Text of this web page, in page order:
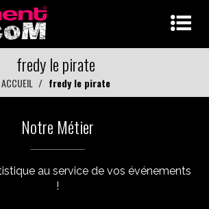
fredy le pirate
ACCUEIL fredy le pirate
Notre Métier
au service de vos événements
!